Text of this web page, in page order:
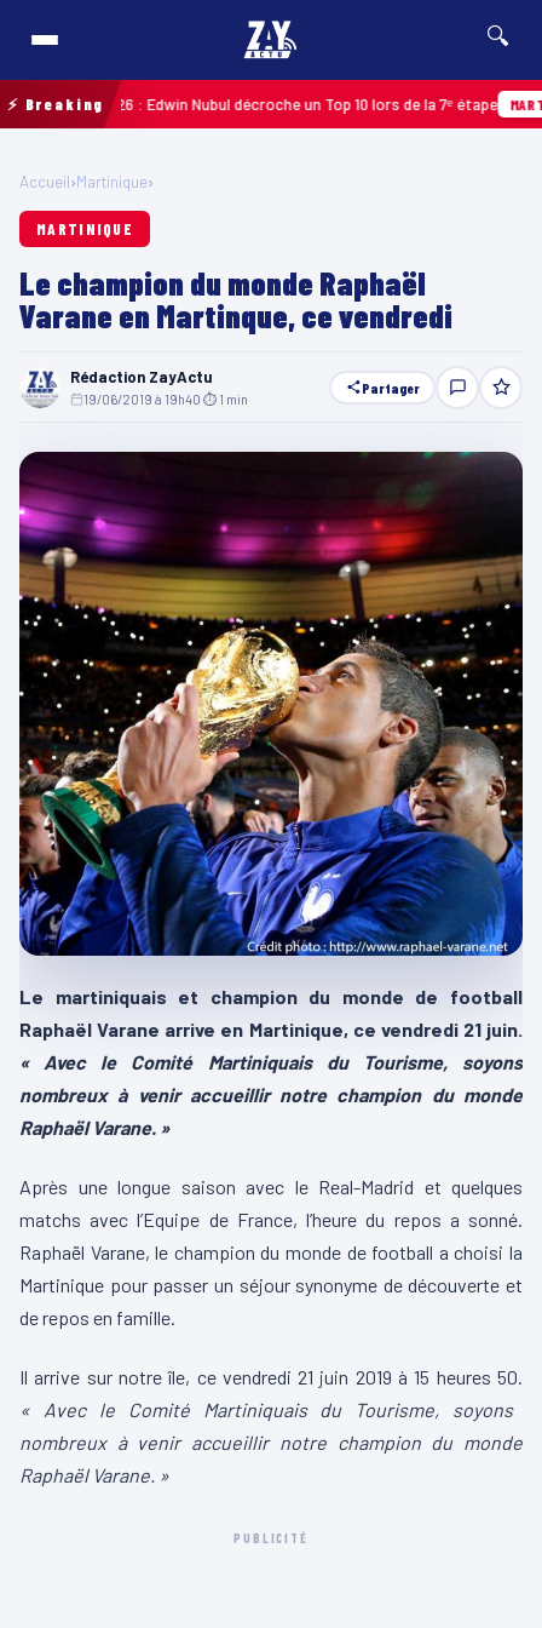
🔍
⚡ Breaking
2026 : Edwin Nubul décroche un Top 10 lors de la 7ᵉ étape MARTINIQUE
Accueil›Martinique›
MARTINIQUE
Le champion du monde Raphaël
Varane en Martinque, ce vendredi
Rédaction ZayActu
19/06/2019 à 19h40 ⏱ 1 min
Partager
Le martiniquais et champion du monde de football
Raphaël Varane arrive en Martinique, ce vendredi 21 juin.
« Avec le Comité Martiniquais du Tourisme, soyons
nombreux à venir accueillir notre champion du monde
Raphaël Varane. »
Après une longue saison avec le Real-Madrid et quelques
matchs avec l’Equipe de France, l’heure du repos a sonné.
Raphaël Varane, le champion du monde de football a choisi la
Martinique pour passer un séjour synonyme de découverte et
de repos en famille.
Il arrive sur notre île, ce vendredi 21 juin 2019 à 15 heures 50.
« Avec le Comité Martiniquais du Tourisme, soyons
nombreux à venir accueillir notre champion du monde
Raphaël Varane. »
PUBLICITÉ